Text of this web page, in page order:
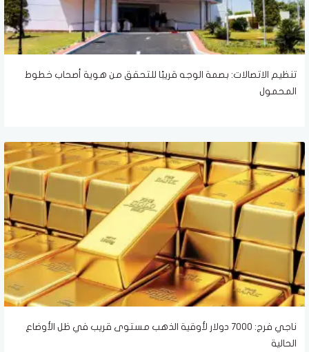
تنظيم الاتصالات: بصمة الوجه قريبًا للتحقق من هوية أصحاب خطوط
المحمول
ناجي فرج: 7000 دولار لأوقية الذهب مستوى قريب في ظل الأوضاع
الحالية